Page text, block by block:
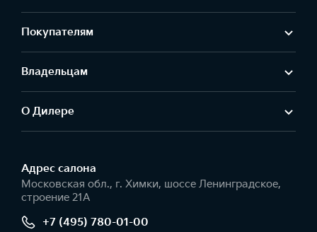
Покупателям
Владельцам
О Дилере
Адрес салонa
Московская обл., г. Химки, шоссе Ленинградское,
строение 21А
+7 (495) 780-01-00